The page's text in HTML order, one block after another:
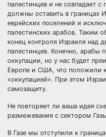
палестинцев и не совпадает
должны оставить в границах
еврейских поселений и
палестинских арабов. Таким
конец контроля Израиля над
палестинцев. Конечно, арабы
оккупации, но у нас будет
Европе и США, что положили
«оккупацией». При этом
самозащиту.
Не повторяет ли ваша идея
размежевания с сектором
В Газе мы отступили к